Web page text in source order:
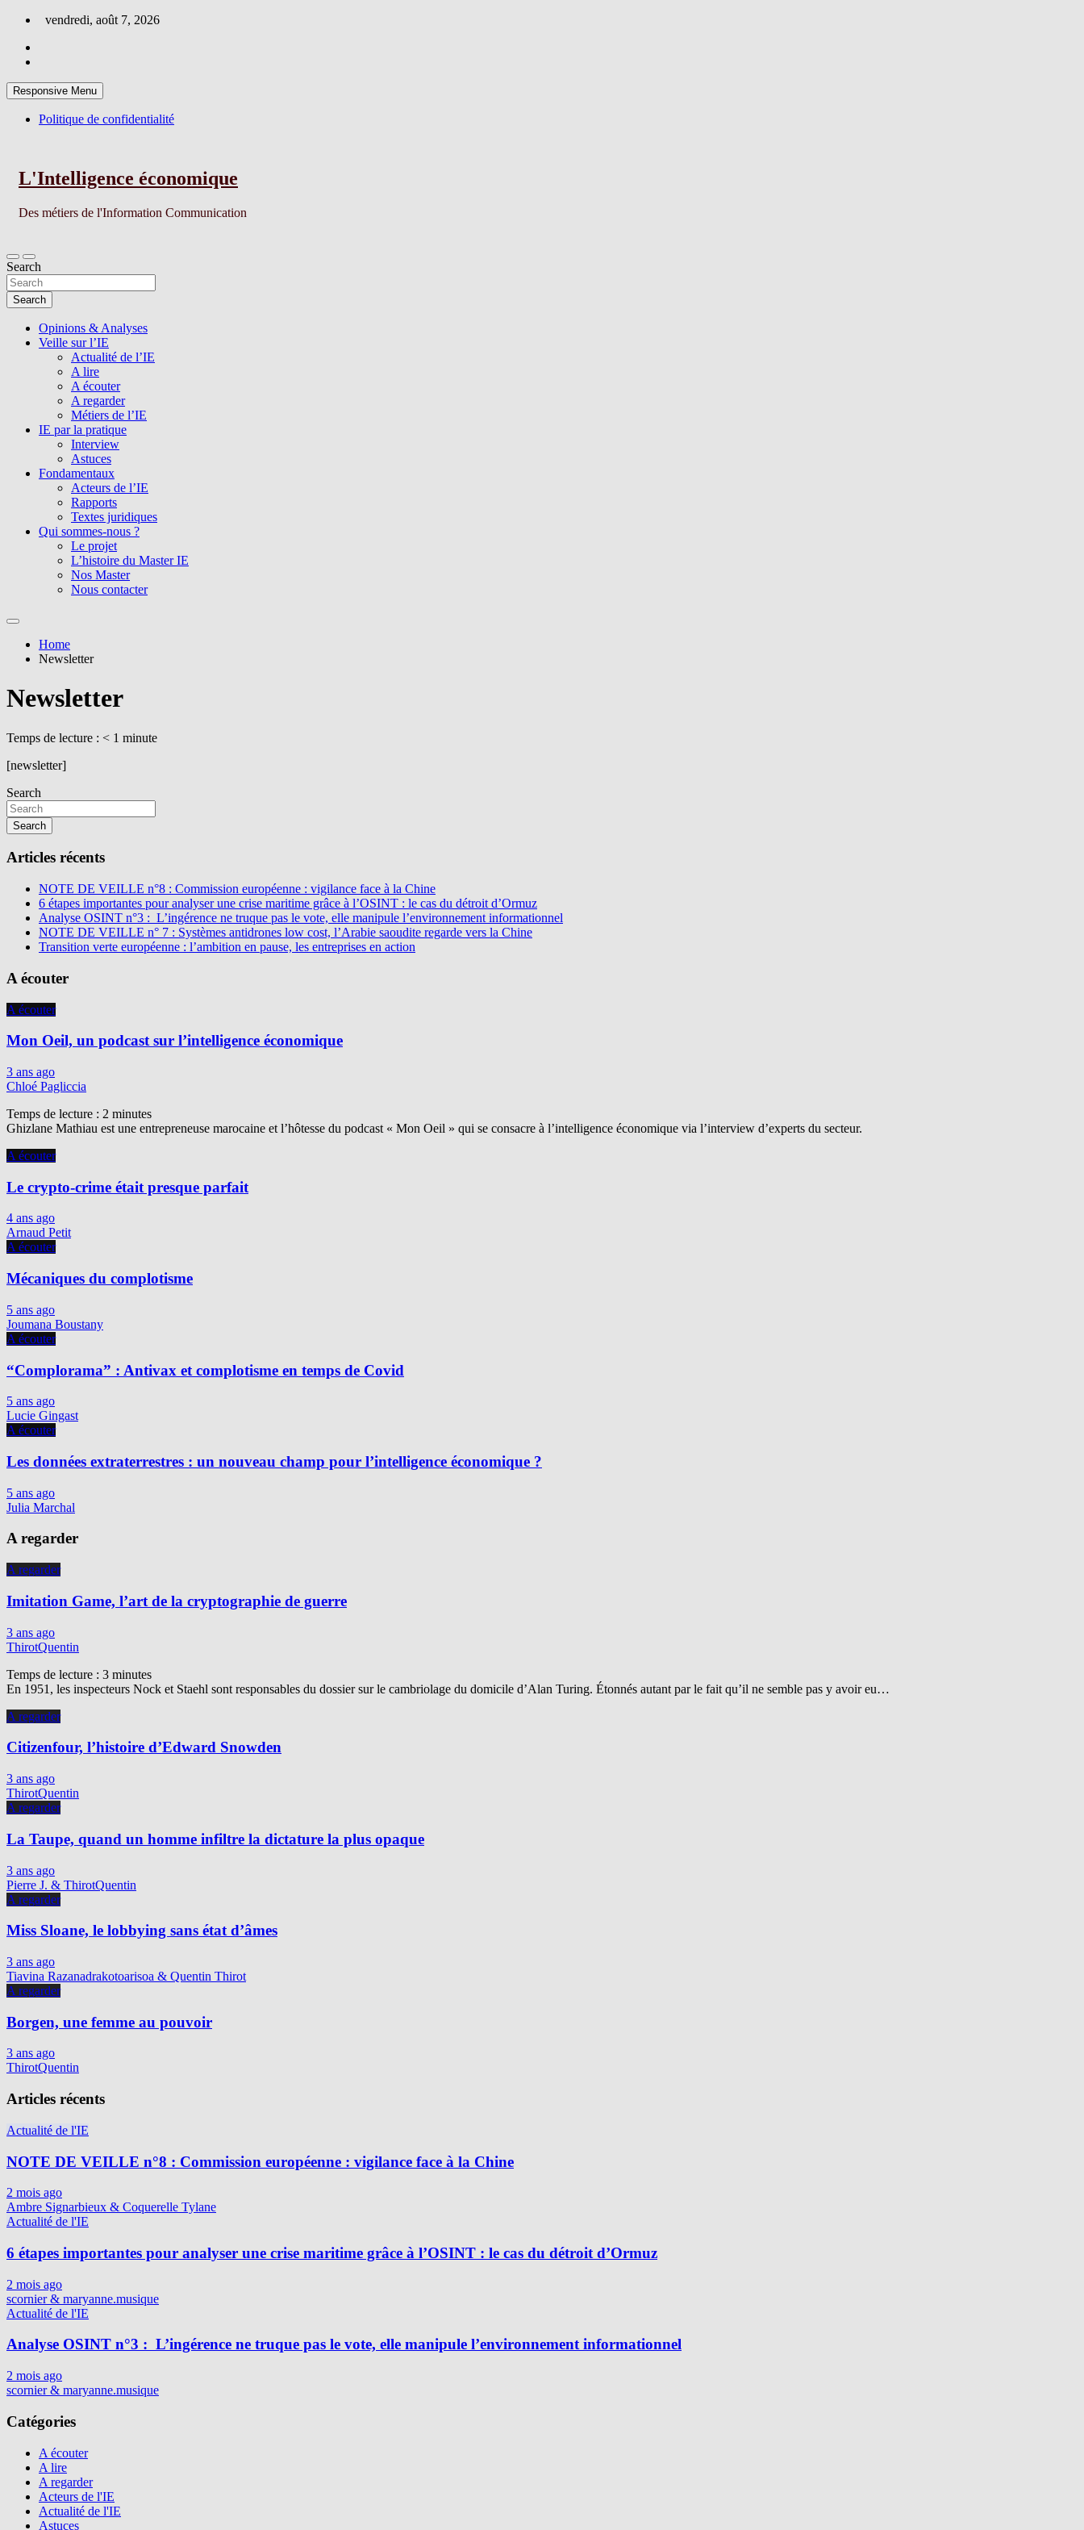
Skip
content
vendredi, août 7, 2026
Responsive Menu
Politique de confidentialité
L'Intelligence économique
Des métiers de l'Information Communication
Search
Search
Opinions & Analyses
Veille sur l’IE
Actualité de l’IE
A lire
A écouter
A regarder
Métiers de l’IE
IE par la pratique
Interview
Astuces
Fondamentaux
Acteurs de l’IE
Rapports
Textes juridiques
Qui sommes-nous ?
Le projet
L’histoire du Master IE
Nos Master
Nous contacter
Home
Newsletter
Newsletter
Temps de lecture : < 1 minute
[newsletter]
Search
Search
Articles récents
NOTE DE VEILLE n°8 : Commission européenne : vigilance face à la Chine
6 étapes importantes pour analyser une crise maritime grâce à l’OSINT : le cas du détroit d’Ormuz
Analyse OSINT n°3 : L’ingérence ne truque pas le vote, elle manipule l’environnement informationnel
NOTE DE VEILLE n° 7 : Systèmes antidrones low cost, l’Arabie saoudite regarde vers la Chine
Transition verte européenne : l’ambition en pause, les entreprises en action
A écouter
A écouter
Mon Oeil, un podcast sur l’intelligence économique
3 ans ago
Chloé Pagliccia
Temps de lecture : 2 minutes
Ghizlane Mathiau est une entrepreneuse marocaine et l’hôtesse du podcast « Mon Oeil » qui se consacre à l’intelligence économique via l’interview d’experts du secteur.
A écouter
Le crypto-crime était presque parfait
4 ans ago
Arnaud Petit
A écouter
Mécaniques du complotisme
5 ans ago
Joumana Boustany
A écouter
“Complorama” : Antivax et complotisme en temps de Covid
5 ans ago
Lucie Gingast
A écouter
Les données extraterrestres : un nouveau champ pour l’intelligence économique ?
5 ans ago
Julia Marchal
A regarder
A regarder
Imitation Game, l’art de la cryptographie de guerre
3 ans ago
ThirotQuentin
Temps de lecture : 3 minutes
En 1951, les inspecteurs Nock et Staehl sont responsables du dossier sur le cambriolage du domicile d’Alan Turing. Étonnés autant par le fait qu’il ne semble pas y avoir eu…
A regarder
Citizenfour, l’histoire d’Edward Snowden
3 ans ago
ThirotQuentin
A regarder
La Taupe, quand un homme infiltre la dictature la plus opaque
3 ans ago
Pierre J. & ThirotQuentin
A regarder
Miss Sloane, le lobbying sans état d’âmes
3 ans ago
Tiavina Razanadrakotoarisoa & Quentin Thirot
A regarder
Borgen, une femme au pouvoir
3 ans ago
ThirotQuentin
Articles récents
Actualité de l'IE
NOTE DE VEILLE n°8 : Commission européenne : vigilance face à la Chine
2 mois ago
Ambre Signarbieux & Coquerelle Tylane
Actualité de l'IE
6 étapes importantes pour analyser une crise maritime grâce à l’OSINT : le cas du détroit d’Ormuz
2 mois ago
scornier & maryanne.musique
Actualité de l'IE
Analyse OSINT n°3 : L’ingérence ne truque pas le vote, elle manipule l’environnement informationnel
2 mois ago
scornier & maryanne.musique
Catégories
A écouter
A lire
A regarder
Acteurs de l'IE
Actualité de l'IE
Astuces